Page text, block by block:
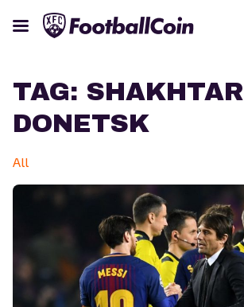
TAG: SHAKHTAR
DONETSK
All